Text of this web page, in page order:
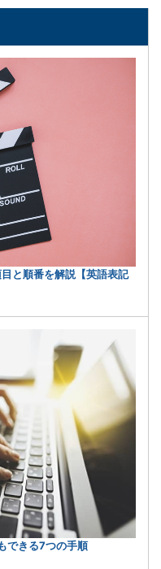
と順番を解説【英語表記
できる7つの手順